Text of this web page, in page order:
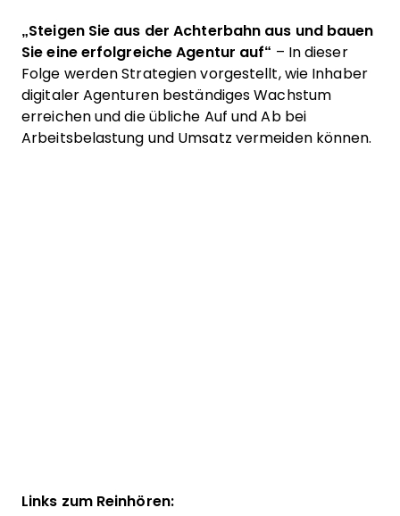
„Steigen Sie aus der Achterbahn aus und bauen
Sie eine erfolgreiche Agentur auf“ – In dieser
Folge werden Strategien vorgestellt, wie Inhaber
digitaler Agenturen beständiges Wachstum
erreichen und die übliche Auf und Ab bei
Arbeitsbelastung und Umsatz vermeiden können.
Links zum Reinhören: